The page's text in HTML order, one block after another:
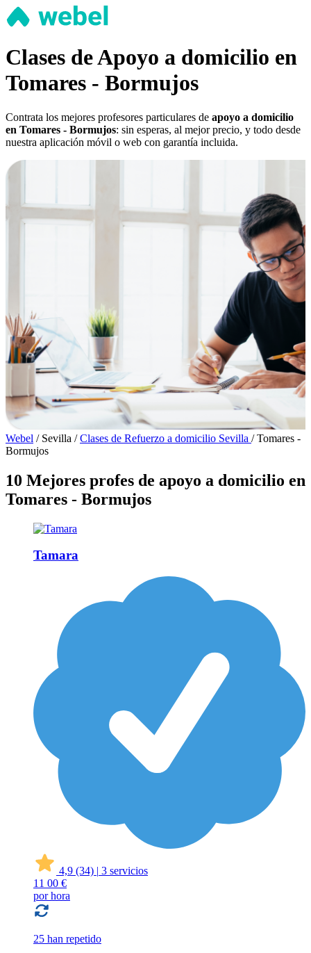
Clases de Apoyo a domicilio en
Tomares - Bormujos
Contrata los mejores profesores particulares de apoyo a domicilio
en Tomares - Bormujos: sin esperas, al mejor precio, y todo desde
nuestra aplicación móvil o web con garantía incluida.
Webel / Sevilla / Clases de Refuerzo a domicilio Sevilla / Tomares -
Bormujos
10 Mejores profes de apoyo a domicilio en
Tomares - Bormujos
Tamara
4,9 (34) | 3 servicios
11 00 €
por hora
25 han repetido